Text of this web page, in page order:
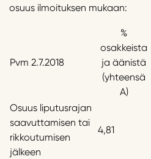
osuus ilmoituksen mukaan:
Pvm 2.7.2018
%
osakkeista
ja äänistä
(yhteensä
A)
Osuus liputusrajan
saavuttamisen tai
rikkoutumisen
jälkeen
4,81